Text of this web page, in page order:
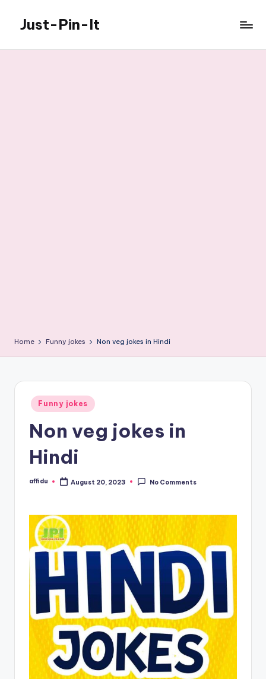
content
Just-Pin-It
Home Funny jokes Non veg jokes in Hindi
Posted
in
Funny jokes
Non veg jokes in
Hindi
Posted
affidu August 20, 2023 No Comments